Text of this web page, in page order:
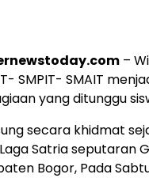
–
SMPIT- SMAIT
yang ditunggu
secara khidmat
Satria seputaran
Bogor, Pada